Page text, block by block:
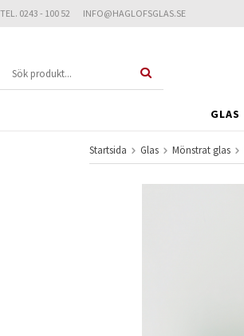
TEL. 0243 - 100 52 INFO@HAGLOFSGLAS.SE
GLAS
Startsida Glas Mönstrat glas